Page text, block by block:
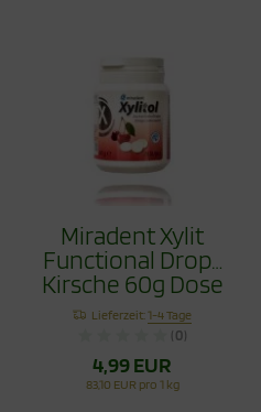
Miradent Xylit
Functional Drops
Kirsche 60g Dose
Lieferzeit:1-4 Tage
(0)
4,99 EUR
83,10 EUR pro 1 kg